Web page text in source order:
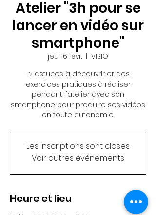
Atelier "3h pour se
lancer en vidéo sur
smartphone"
jeu. 16 févr.
VISIO
12 astuces à découvrir et des
exercices pratiques à réaliser
pendant l'atelier avec son
smartphone pour produire ses vidéos
en toute autonomie.
Les inscriptions sont closes
Voir autres événements
Heure et lieu